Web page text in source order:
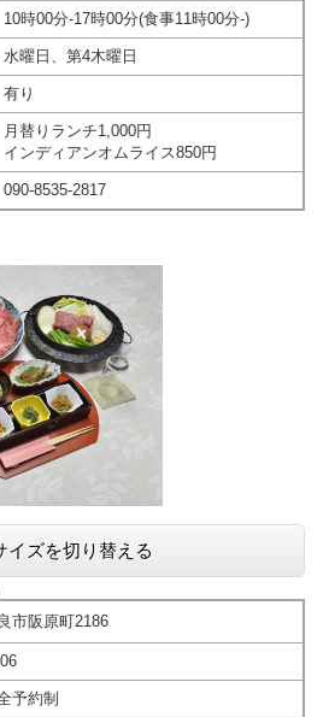
10時00分-17時00分(食事11時00分-)
水曜日、第4木曜日
有り
月替りランチ1,000円
インディアンオムライス850円
090-8535-2817
イズを切り替える
市阪原町2186
予約制